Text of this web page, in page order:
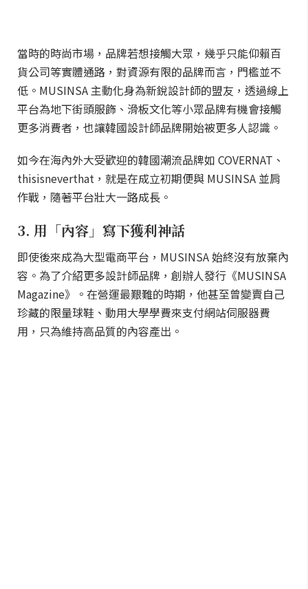
當時的時尚市場，品牌若想接觸大眾，幾乎只能仰賴百
貨公司等實體通路，對資源有限的品牌而言，門檻並不
低。MUSINSA 主動化身為新銳設計師的盟友，透過線上
平台為地下街頭服飾、滑板文化等小眾品牌有機會接觸
更多消費者，也讓韓國設計師品牌開始被更多人認識。
如今在海內外大受歡迎的韓國潮流品牌如 COVERNAT、
thisisneverthat，就是在成立初期便與 MUSINSA 並肩
作戰，隨著平台壯大一路成長。
3. 用「內容」寫下獲利神話
即使後來成為大型電商平台，MUSINSA 始終沒有放棄內
容。為了介紹更多設計師品牌，創辦人發行《MUSINSA
Magazine》。在營運最艱難的時期，他甚至曾變賣自己
珍藏的限量球鞋、動用大學學費來支付網站伺服器費
用，只為維持高品質的內容產出。